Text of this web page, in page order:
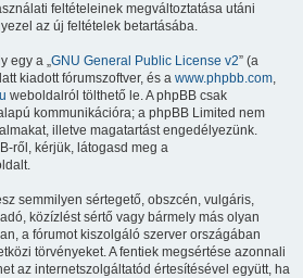
feltételeinek megváltoztatása utáni
az új feltételek betartásába.
egy a „GNU General Public License v2” (a
kiadott fórumszoftver, és a www.phpbb.com,
weboldalról tölthető le. A phpBB csak
kommunikációra; a phpBB Limited nem
illetve magatartást engedélyezünk.
ről, kérjük, látogasd meg a
semmilyen sértegető, obszcén, vulgáris,
közízlést sértő vagy bármely más olyan
a fórumot kiszolgáló szerver országában
törvényeket. A fentiek megsértése azonnali
az internetszolgáltatód értesítésével együtt, ha